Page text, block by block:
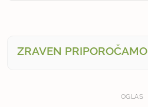
ZRAVEN PRIPOROČAMO
OGLAS